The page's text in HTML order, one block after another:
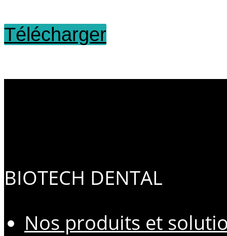
Télécharger
BIOTECH DENTAL
Nos produits et